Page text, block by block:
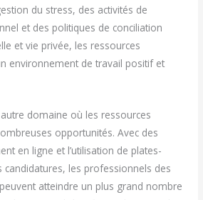
du stress, des activités de
et des politiques de conciliation
et vie privée, les ressources
environnement de travail positif et
domaine où les ressources
opportunités. Avec des
en ligne et l’utilisation de plates-
les professionnels des
atteindre un plus grand nombre